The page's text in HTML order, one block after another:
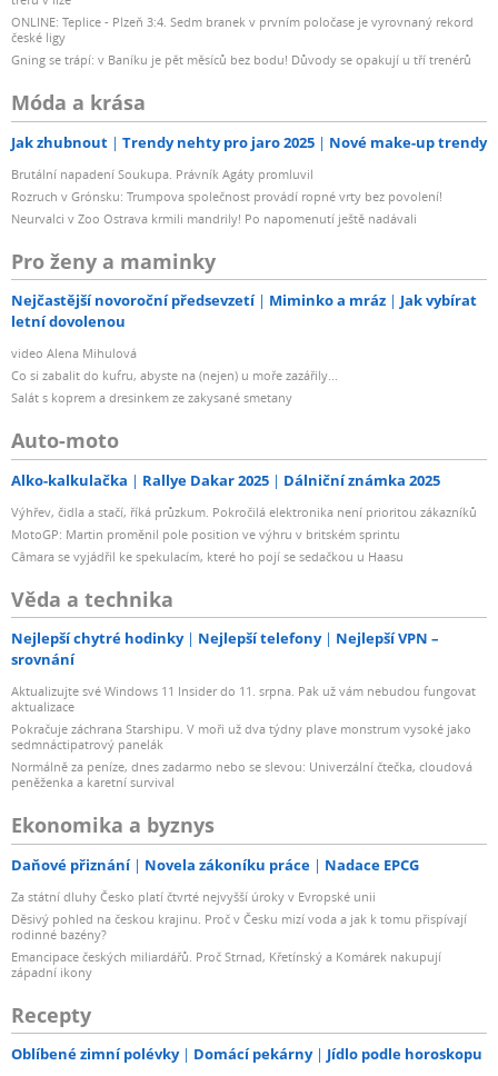
ONLINE: Teplice - Plzeň 3:4. Sedm branek v prvním poločase je vyrovnaný rekord
české ligy
Gning se trápí: v Baníku je pět měsíců bez bodu! Důvody se opakují u tří trenérů
Móda a krása
Jak zhubnout Trendy nehty pro jaro 2025 Nové make-up trendy
Brutální napadení Soukupa. Právník Agáty promluvil
Rozruch v Grónsku: Trumpova společnost provádí ropné vrty bez povolení!
Neurvalci v Zoo Ostrava krmili mandrily! Po napomenutí ještě nadávali
Pro ženy a maminky
Nejčastější novoroční předsevzetí Miminko a mráz
Jak vybírat
letní dovolenou
video Alena Mihulová
Co si zabalit do kufru, abyste na (nejen) u moře zazářily...
Salát s koprem a dresinkem ze zakysané smetany
Auto-moto
Alko-kalkulačka Rallye Dakar 2025 Dálniční známka 2025
Výhřev, čidla a stačí, říká průzkum. Pokročilá elektronika není prioritou zákazníků
MotoGP: Martin proměnil pole position ve výhru v britském sprintu
Câmara se vyjádřil ke spekulacím, které ho pojí se sedačkou u Haasu
Věda a technika
Nejlepší chytré hodinky Nejlepší telefony
Nejlepší VPN –
srovnání
Aktualizujte své Windows 11 Insider do 11. srpna. Pak už vám nebudou fungovat
aktualizace
Pokračuje záchrana Starshipu. V moři už dva týdny plave monstrum vysoké jako
sedmnáctipatrový panelák
Normálně za peníze, dnes zadarmo nebo se slevou: Univerzální čtečka, cloudová
peněženka a karetní survival
Ekonomika a byznys
Daňové přiznání Novela zákoníku práce Nadace EPCG
Za státní dluhy Česko platí čtvrté nejvyšší úroky v Evropské unii
Děsivý pohled na českou krajinu. Proč v Česku mizí voda a jak k tomu přispívají
rodinné bazény?
Emancipace českých miliardářů. Proč Strnad, Křetínský a Komárek nakupují
západní ikony
Recepty
Oblíbené zimní polévky Domácí pekárny Jídlo podle horoskopu